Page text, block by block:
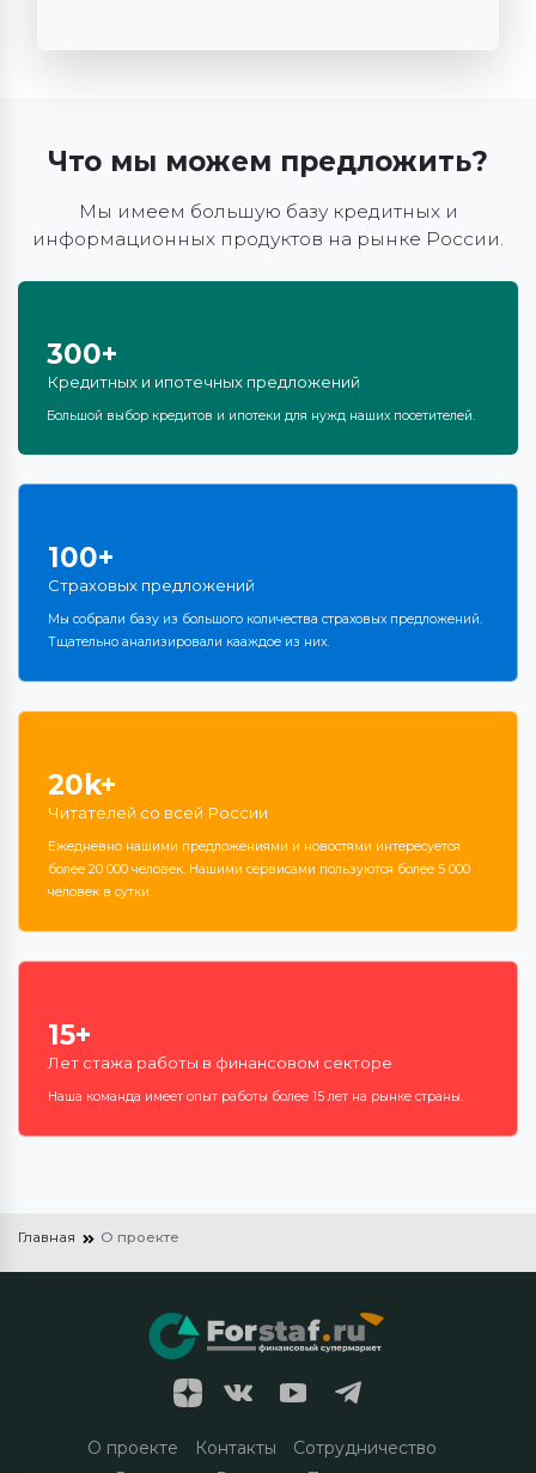
Что мы можем предложить?
Мы имеем большую базу кредитных и
информационных продуктов на рынке России.
300+
Кредитных и ипотечных предложений
Большой выбор кредитов и ипотеки для нужд наших посетителей.
100+
Страховых предложений
Мы собрали базу из большого количества страховых предложений.
Тщательно анализировали кааждое из них.
20k+
Читателей со всей России
Ежедневно нашими предложениями и новостями интересуется
более 20 000 человек. Нашими сервисами пользуются более 5 000
человек в сутки.
15+
Лет стажа работы в финансовом секторе
Наша команда имеет опыт работы более 15 лет на рынке страны.
Главная О проекте
О проекте Контакты
Сотрудничество